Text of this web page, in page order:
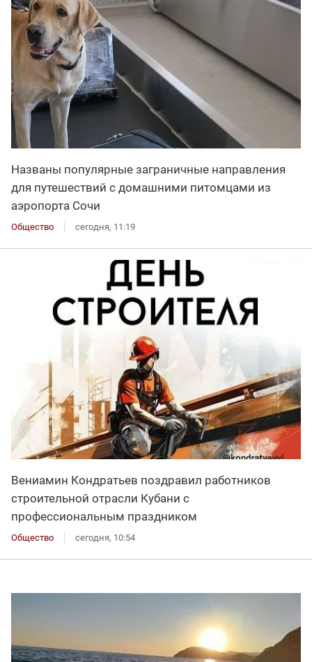
Названы популярные заграничные направления
для путешествий с домашними питомцами из
аэропорта Сочи
Общество сегодня, 11:19
Вениамин Кондратьев поздравил работников
строительной отрасли Кубани с
профессиональным праздником
Общество сегодня, 10:54